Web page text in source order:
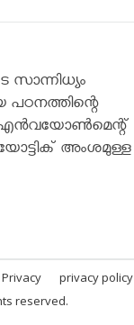
പഠനത്തിന്റെ
അംശമുള്ള
Privacy privacy policy
reserved.